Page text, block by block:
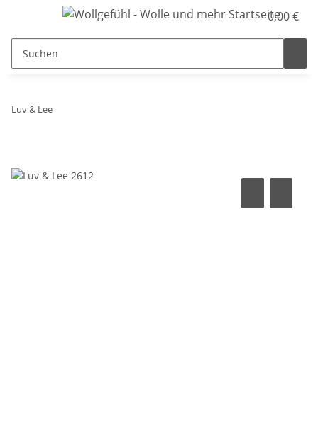
0,00 €
Luv & Lee